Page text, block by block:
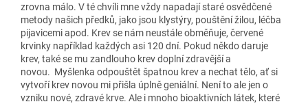
zrovna málo. V té chvíli mne vždy napadají staré osvědčené
metody našich předků, jako jsou klystýry, pouštění žilou, léčba
pijavicemi apod. Krev se nám neustále obměňuje, červené
krvinky například každých asi 120 dní. Pokud někdo daruje
krev, také se mu zandlouho krev doplní zdravější a
novou. Myšlenka odpouštět špatnou krev a nechat tělo, ať si
vytvoří krev novou mi přišla úplně geniální. Není to ale jen o
vzniku nové, zdravé krve. Ale i mnoho bioaktivních látek, které